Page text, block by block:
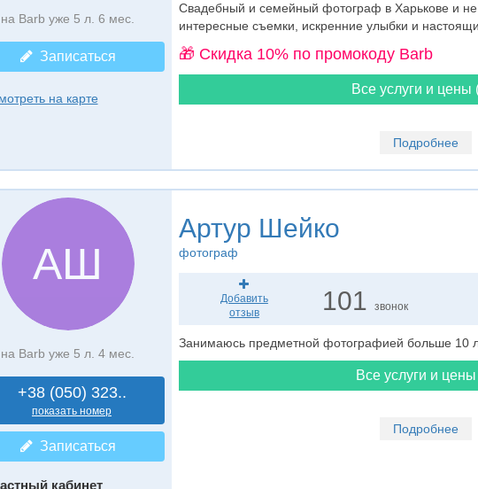
на Barb уже 5 л. 6 мес.
Записаться
на карте
Свадебный и семейный фотограф в Харькове и
интересные съемки, искренние улыбки и
🎁 Cкидка 10% по промокоду Barb
Все услуги и цены
Подробнее
АШ
на Barb уже 5 л. 4 мес.
+38 (050) 323..
показать номер
Записаться
кабинет
Артур Шейко
фотограф
Добавить
отзыв
101звонок
Занимаюсь предметной фотографией больше 10
Все услуги и
Подробнее